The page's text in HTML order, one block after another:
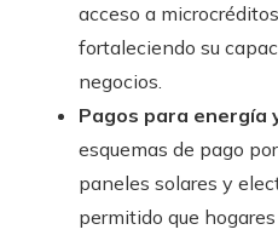
acceso a
fortaleciendo su
negocios.
Pagos para energía
esquemas de pago
paneles solares y
permitido que